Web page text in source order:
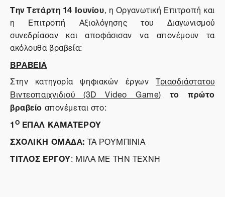
Την Τετάρτη 14 Ιουνίου, η Οργανωτική Επιτροπή και
η Επιτροπή Αξιολόγησης του Διαγωνισμού
συνεδρίασαν και αποφάσισαν να απονέμουν τα
ακόλουθα βραβεία:
ΒΡΑΒΕΙΑ
Στην κατηγορία ψηφιακών έργων Τριασδιάστατου
Βιντεοπαιχνιδιού (3D Video Game) το πρώτο
βραβείο απονέμεται στo:
1Ο ΕΠΑΛ ΚΑΜΑΤΕΡΟΥ
ΣΧΟΛΙΚΗ ΟΜΑΔΑ: ΤΑ ΡΟΥΜΠΙΝΙΑ
ΤΙΤΛΟΣ ΕΡΓΟΥ: ΜΙΛΑ ΜΕ ΤΗΝ ΤΕΧΝΗ